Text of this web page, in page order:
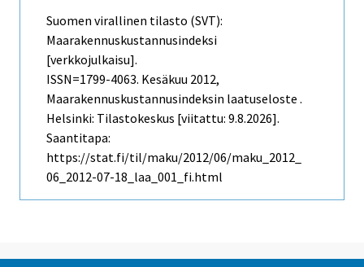
Suomen virallinen tilasto (SVT):
Maarakennuskustannusindeksi
[verkkojulkaisu].
ISSN=1799-4063. Kesäkuu 2012,
Maarakennuskustannusindeksin laatuseloste .
Helsinki: Tilastokeskus [viitattu: 9.8.2026].
Saantitapa:
https://stat.fi/til/maku/2012/06/maku_2012_
06_2012-07-18_laa_001_fi.html